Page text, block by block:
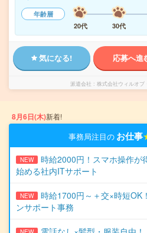
年齢層
20代
30代
気になる! 応募へ進
派遣会社 株式会社ウィルオ
8月6日(木)新着!
事務局注目の お仕事
NEW
時給2000円！スマホ操作が
始める社内ITサポート
NEW
時給1700円～＋交×時短OK
ンサポート事務